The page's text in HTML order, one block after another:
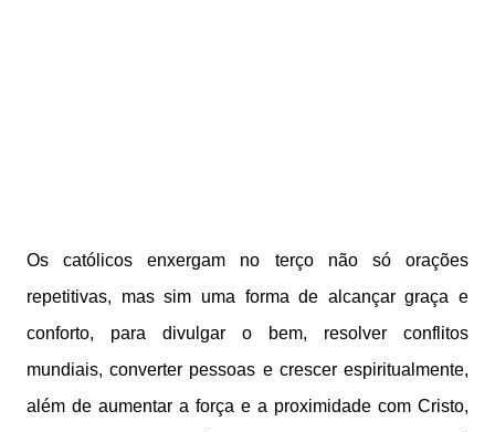
Os católicos enxergam no terço não só orações
repetitivas, mas sim uma forma de alcançar graça e
conforto, para divulgar o bem, resolver conflitos
mundiais, converter pessoas e crescer espiritualmente,
além de aumentar a força e a proximidade com Cristo,